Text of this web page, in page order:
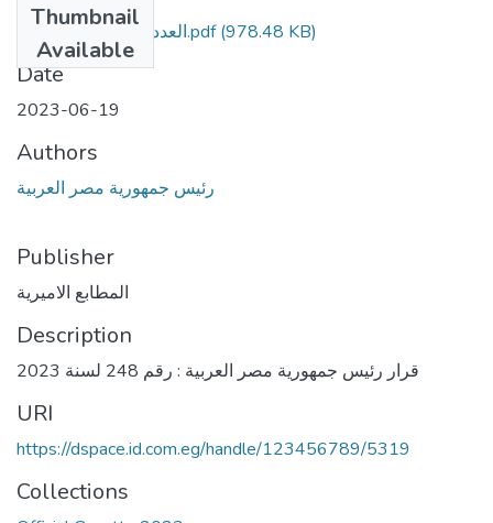
Thumbnail
Available
العدد 24 مكرر مؤمن.pdf(978.48 KB)
Date
2023-06-19
Authors
رئيس جمهورية مصر العربية
Publisher
المطابع الاميرية
Description
قرار رئيس جمهورية مصر العربية : رقم 248 لسنة 2023
URI
https://dspace.id.com.eg/handle/123456789/5319
Collections